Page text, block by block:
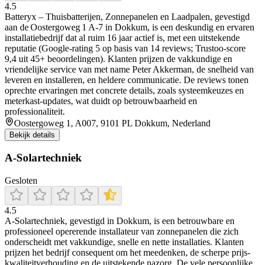
4.5
Batteryx – Thuisbatterijen, Zonnepanelen en Laadpalen, gevestigd
aan de Oostergoweg 1 A‑7 in Dokkum, is een deskundig en ervaren
installatiebedrijf dat al ruim 16 jaar actief is, met een uitstekende
reputatie (Google-rating 5 op basis van 14 reviews; Trustoo-score
9,4 uit 45+ beoordelingen). Klanten prijzen de vakkundige en
vriendelijke service van met name Peter Akkerman, de snelheid van
leveren en installeren, en heldere communicatie. De reviews tonen
oprechte ervaringen met concrete details, zoals systeemkeuzes en
meterkast-updates, wat duidt op betrouwbaarheid en
professionaliteit.
Oostergoweg 1, A007, 9101 PL Dokkum, Nederland
Bekijk details
A-Solartechniek
Gesloten
4.5
A‑Solartechniek, gevestigd in Dokkum, is een betrouwbare en
professioneel opererende installateur van zonnepanelen die zich
onderscheidt met vakkundige, snelle en nette installaties. Klanten
prijzen het bedrijf consequent om het meedenken, de scherpe prijs-
kwaliteitverhouding en de uitstekende nazorg. De vele persoonlijke,